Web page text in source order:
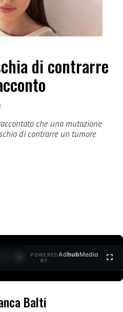
di contrarre
che una mutazione
di contrarre un tumore
POWERED
BY
AdhubMedia
Balti